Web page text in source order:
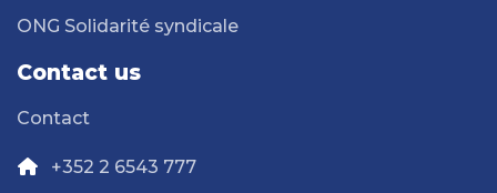
ONG Solidarité syndicale
Contact us
Contact
+352 2 6543 777